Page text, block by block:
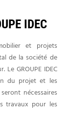
IDEC
et projets
de la société de
GROUPE IDEC
du projet et les
nécessaires
travaux pour les